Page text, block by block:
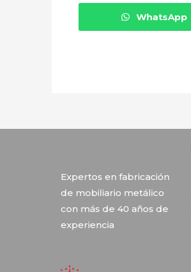
WhatsApp
Expertos en fabricación
de mobiliario metálico
con más de 40 años de
experiencia